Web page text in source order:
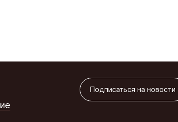
Подписаться на новости